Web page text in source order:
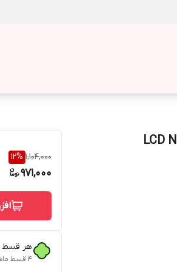
1,104,000
12%
971,000
هر قسط
۴ قسط ماهانه. بدون سود، چک و ضامن.